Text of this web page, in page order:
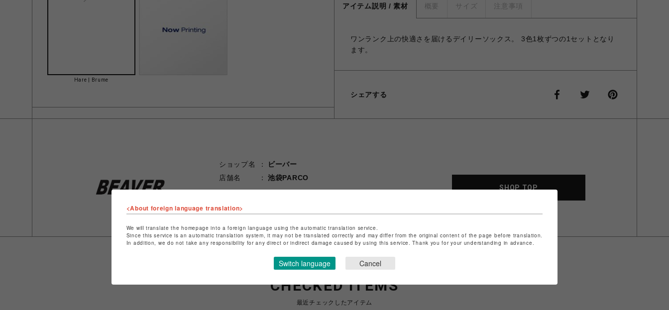
Hare | Brume
アイテム説明 / 素材 概要 サイズ 注意事項
ワンランク上の快適さを届けるデイリーソックス。 3色1枚ずつの1セットとなり
ます。
シェアする
ショップ名
ビーバー
店舗名
池袋PARCO
ショップお問い合わせは
SHOP TOP
CHECKED ITEMS
最近チェックしたアイテム
<About foreign language translation>
We will translate the homepage into a foreign language using the automatic translation service.
Since this service is an automatic translation system, it may not be translated correctly and may differ from the original content of the page before translation.
In addition, we do not take any responsibility for any direct or indirect damage caused by using this service. Thank you for your understanding in advance.
Switch language Cancel